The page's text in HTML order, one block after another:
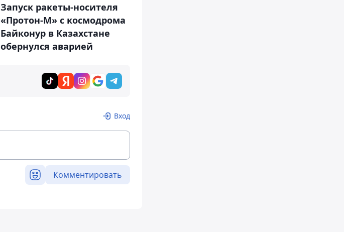
Запуск ракеты-носителя
«Протон-М» с космодрома
Байконур в Казахстане
обернулся аварией
Вход
Комментировать